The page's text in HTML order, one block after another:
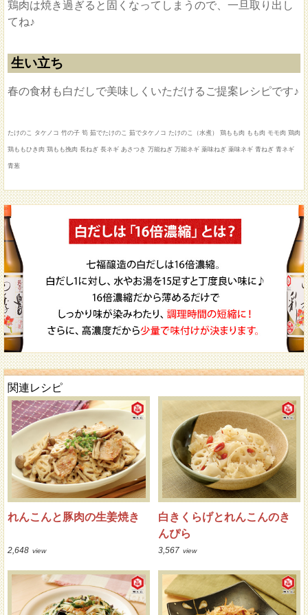
鶏肉は焼き過ぎると固くなってしまうので、一旦取り出し
てね♪
生い立ち
春の食材も白だしで美味しくいただけるご提案レシピです♪
たけのこ タケノコ 竹の子 筍 茹でたけのこ 茹でタケノコ たけのこ（水煮） 鶏もも肉 もも肉 モモ肉 鶏肉
鶏ももひき肉 鶏もも挽肉 長ねぎ 長ネギ あさつき 万能ねぎ 万能ネギ 薬味ねぎ 薬味ネギ 青ねぎ 青ネギ
青葱
関連レシピ
れんこんと豚肉の生姜焼き
2,648 view
白きくらげとれんこんのき
んぴら
3,567 view